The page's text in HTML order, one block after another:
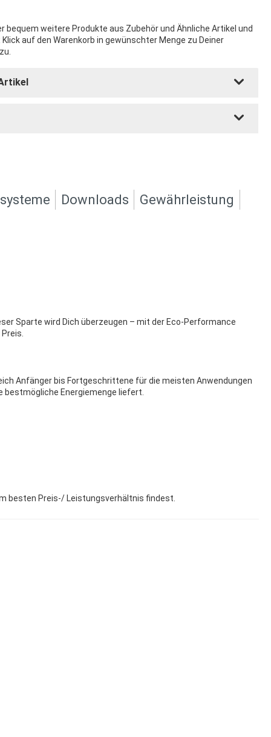
bequem weitere Produkte aus Zubehör und Ähnliche Artikel und
auf den Warenkorb in gewünschter Menge zu Deiner
Downloads Gewährleistung
Sparte wird Dich überzeugen – mit der Eco-Performance
Anfänger bis Fortgeschrittene für die meisten Anwendungen
bestmögliche Energiemenge liefert.
besten Preis-/ Leistungsverhältnis findest.